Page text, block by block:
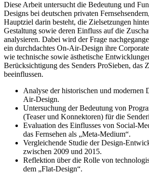
Diese Arbeit untersucht die Bedeutung und
Designs bei deutschen privaten
Hauptziel darin besteht, die Zielsetzungen
Gestaltung sowie deren Einfluss auf die
analysieren. Dabei wird der Frage
ein durchdachtes On-Air-Design ihre
wie technische sowie ästhetische
Berücksichtigung des Senders ProSieben, das
beeinflussen.
Analyse der historischen und modernen
Air-Design.
Untersuchung der Bedeutung von
(Teaser und Konnektoren) für die
Evaluation des Einflusses von Social-
das Fernsehen als „Meta-Medium“.
Vergleichende Studie der Design-
zwischen 2009 und 2015.
Reflektion über die Rolle von
dem „Flat-Design“.